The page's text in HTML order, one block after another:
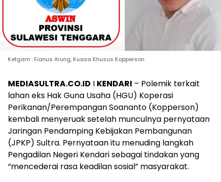
Ketgam : Fianus Arung, Kuasa Khusus Kopperson
MEDIASULTRA.CO.ID I KENDARI – Polemik terkait
lahan eks Hak Guna Usaha (HGU) Koperasi
Perikanan/Perempangan Soananto (Kopperson)
kembali menyeruak setelah munculnya pernyataan
Jaringan Pendamping Kebijakan Pembangunan
(JPKP) Sultra. Pernyataan itu menuding langkah
Pengadilan Negeri Kendari sebagai tindakan yang
“mencederai rasa keadilan sosial” masyarakat.